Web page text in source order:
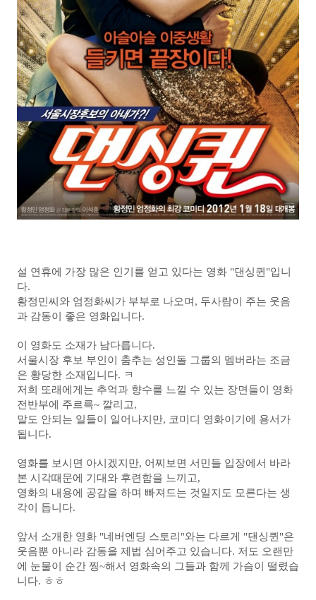
설 연휴에 가장 많은 인기를 얻고 있다는 영화 "댄싱퀸"입니
다.
황정민씨와 엄정화씨가 부부로 나오며, 두사람이 주는 웃음
과 감동이 좋은 영화입니다.
이 영화도 소재가 남다릅니다.
서울시장 후보 부인이 춤추는 성인돌 그룹의 멤버라는 조금
은 황당한 소재입니다. ㅋ
저희 또래에게는 추억과 향수를 느낄 수 있는 장면들이 영화
전반부에 주르륵~ 깔리고,
말도 안되는 일들이 일어나지만, 코미디 영화이기에 용서가
됩니다.
영화를 보시면 아시겠지만, 어찌보면 서민들 입장에서 바라
본 시각때문에 기대와 후련함을 느끼고,
영화의 내용에 공감을 하며 빠져드는 것일지도 모른다는 생
각이 듭니다.
앞서 소개한 영화 "네버엔딩 스토리"와는 다르게 "댄싱퀸"은
웃음뿐 아니라 감동을 제법 심어주고 있습니다. 저도 오랜만
에 눈물이 순간 찡~해서 영화속의 그들과 함께 가슴이 떨렸습
니다. ㅎㅎ